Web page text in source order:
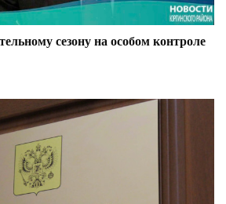
сезону на особом контроле